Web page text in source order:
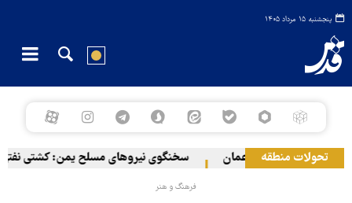
پنجشنبه ۱۵ مرداد ۱۴۰۵
تحولات منطقه
در سواحل عمان سخنگوی نیروهای مسلح یمن: کشتی نفتی
فرهنگ و هنر